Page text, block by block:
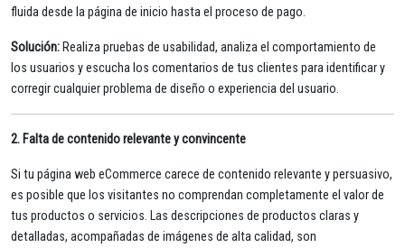
fluida desde la página de inicio hasta el proceso de pago.
Solución: Realiza pruebas de usabilidad, analiza el comportamiento de
los usuarios y escucha los comentarios de tus clientes para identificar y
corregir cualquier problema de diseño o experiencia del usuario.
2. Falta de contenido relevante y convincente
Si tu página web eCommerce carece de contenido relevante y persuasivo,
es posible que los visitantes no comprendan completamente el valor de
tus productos o servicios. Las descripciones de productos claras y
detalladas, acompañadas de imágenes de alta calidad, son